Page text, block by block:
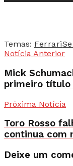
Temas: Ferrari
Notícia Anterior
Mick
primeiro título
Próxima Notícia
Toro Rosso
continua com
Deixe um